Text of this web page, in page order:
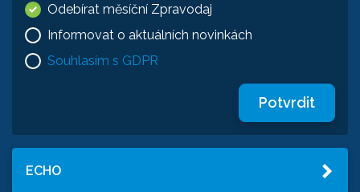
Odebírat měsíční Zpravodaj
Informovat o aktuálních novinkách
Souhlasím s GDPR
Potvrdit
ECHO